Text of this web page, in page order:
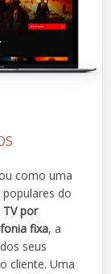
como uma
do
TV por
fixa, a
seus
cliente. Uma